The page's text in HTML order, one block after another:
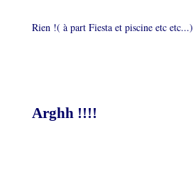
Rien !( à part Fiesta et piscine etc etc...)
Arghh !!!!